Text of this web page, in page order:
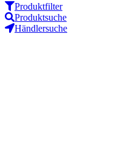
Produkt­filter
Produkt­suche
Händler­suche